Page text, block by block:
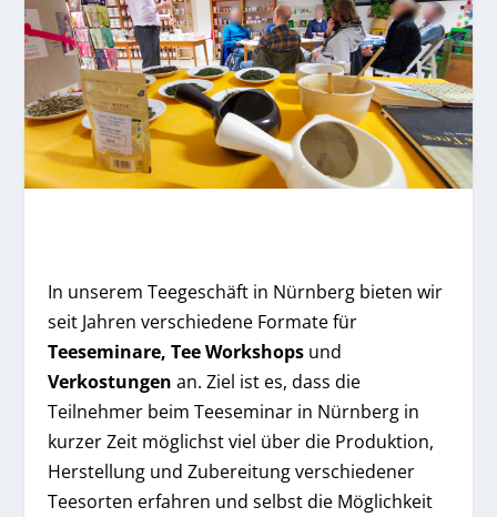
In unserem Teegeschäft in Nürnberg bieten wir
seit Jahren verschiedene Formate für
Teeseminare, Tee Workshopsund
Verkostungen an. Ziel ist es, dass die
Teilnehmer beim Teeseminar in Nürnberg in
kurzer Zeit möglichst viel über die Produktion,
Herstellung und Zubereitung verschiedener
Teesorten erfahren und selbst die Möglichkeit